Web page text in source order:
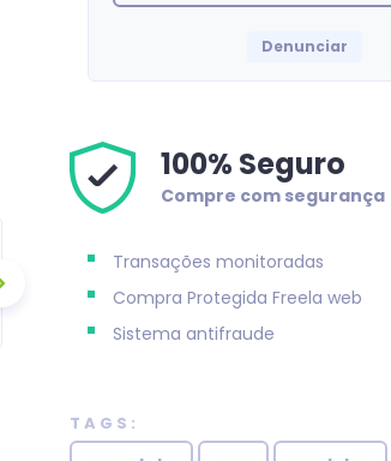
Natashabh
Tudo certo com a compra! obrigado
Denunciar
100% Seguro
Compre com segurança
Transações monitoradas
Compra Protegida Freela web
Sistema antifraude
TAGS: